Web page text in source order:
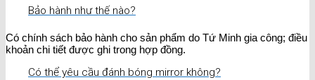
Bảo hành như thế nào?
Có chính sách bảo hành cho sản phẩm do Tứ Minh gia công; điều
khoản chi tiết được ghi trong hợp đồng.
Có thể yêu cầu đánh bóng mirror không?